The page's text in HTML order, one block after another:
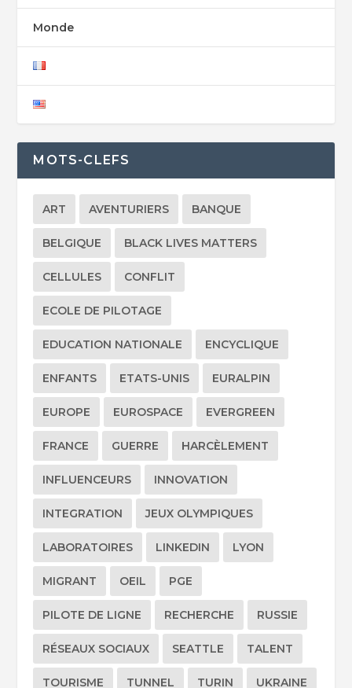
Monde
MOTS-CLEFS
ART AVENTURIERS BANQUE
BELGIQUE BLACK LIVES MATTERS
CELLULES CONFLIT
ECOLE DE PILOTAGE
EDUCATION NATIONALE ENCYCLIQUE
ENFANTS ETATS-UNIS EURALPIN
EUROPE EUROSPACE EVERGREEN
FRANCE GUERRE HARCÈLEMENT
INFLUENCEURS INNOVATION
INTEGRATION JEUX OLYMPIQUES
LABORATOIRES LINKEDIN LYON
MIGRANT OEIL PGE
PILOTE DE LIGNE RECHERCHE RUSSIE
RÉSEAUX SOCIAUX SEATTLE TALENT
TOURISME TUNNEL TURIN UKRAINE